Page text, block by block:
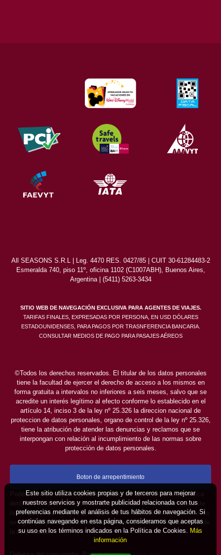
All SEASONS S.R.L | Leg. 4470 RES. 0427/85 | CUIT 30-61284483-2
Esmeralda 740, piso 11º, oficina 1102 (C1007ABH), Buenos Aires,
Argentina | (5411) 5263-3434
SITIO WEB DE NAVEGACIÓN EXCLUSIVA PARA AGENTES DE VIAJES.
TARIFAS FINALES, EXPRESADAS POR PERSONA, EN USD DÓLARES
ESTADOUNIDENSES, PARA PAGOS POR TRASNFERENCIA BANCARIA.
CONSULTAR MEDIOS DE PAGO PARA PASAJES AÉREOS
©Todos los derechos reservados. El titular de los datos personales
tiene la facultad de ejercer el derecho de acceso a los mismos en
forma gratuita a intervalos no inferiores a seis meses, salvo que se
acredite un interés legítimo al efecto conforme lo establecido en el
artículo 14, inciso 3 de la ley nº 25.326 la direccion nacional de
proteccion de datos personales, organo de control de la ley nº 25.326,
tiene la atribución de atender las denuncias y reclamos que se
interpongan con relación al incumplimiento de las normas sobre
protección de datos personales.
Boton de arrepentimiento
Podés cancelar tus compras realizadas de forma online o telefonica
dentro de un plazo máximo de 10 días desde la fecha que realizaste
la compra (Disp.954/2025). Según decreto 809/2024 las tarifas aéreas
se rigen por política tarifaria de la compañía aérea informada antes de
la contratación.
Este sitio utiliza cookies propias y de terceros para mejorar
nuestros servicios y mostrarte publicidad relacionada con tus
preferencias mediante el análisis de tus hábitos de navegación. Si
continúas navegando en esta página, consideramos que aceptas
su uso en los términos indicados en la Política de Cookies. Más
información